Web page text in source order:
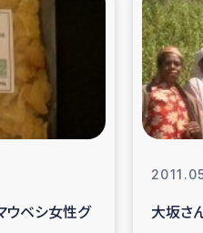
スリランカ南部
復興支援
令和6年能登半島
ウベシ女性グ
大坂さ